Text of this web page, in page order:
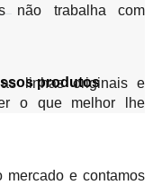
não trabalha com
linhas originais e
o que melhor lhe
mercado e contamos
produtos